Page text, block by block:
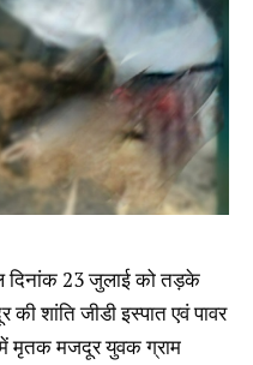
23 जुलाई को तड़के
शांति जीडी इस्पात एवं पावर
में मृतक मजदूर युवक ग्राम